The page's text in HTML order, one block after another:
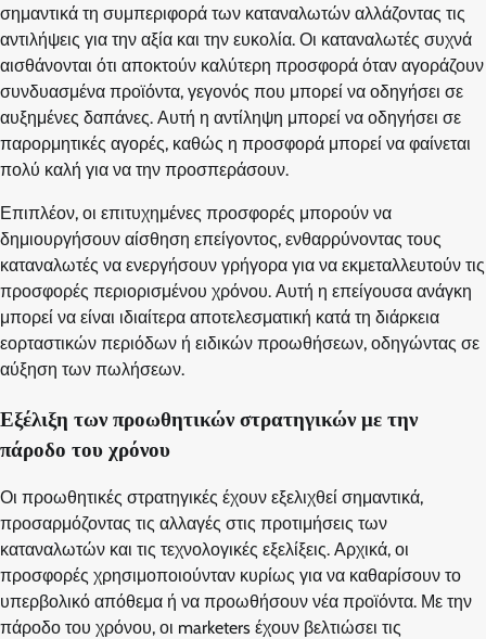
σημαντικά τη συμπεριφορά των καταναλωτών αλλάζοντας τις
αντιλήψεις για την αξία και την ευκολία. Οι καταναλωτές συχνά
αισθάνονται ότι αποκτούν καλύτερη προσφορά όταν αγοράζουν
συνδυασμένα προϊόντα, γεγονός που μπορεί να οδηγήσει σε
αυξημένες δαπάνες. Αυτή η αντίληψη μπορεί να οδηγήσει σε
παρορμητικές αγορές, καθώς η προσφορά μπορεί να φαίνεται
πολύ καλή για να την προσπεράσουν.
Επιπλέον, οι επιτυχημένες προσφορές μπορούν να
δημιουργήσουν αίσθηση επείγοντος, ενθαρρύνοντας τους
καταναλωτές να ενεργήσουν γρήγορα για να εκμεταλλευτούν τις
προσφορές περιορισμένου χρόνου. Αυτή η επείγουσα ανάγκη
μπορεί να είναι ιδιαίτερα αποτελεσματική κατά τη διάρκεια
εορταστικών περιόδων ή ειδικών προωθήσεων, οδηγώντας σε
αύξηση των πωλήσεων.
Εξέλιξη των προωθητικών στρατηγικών με την
πάροδο του χρόνου
Οι προωθητικές στρατηγικές έχουν εξελιχθεί σημαντικά,
προσαρμόζοντας τις αλλαγές στις προτιμήσεις των
καταναλωτών και τις τεχνολογικές εξελίξεις. Αρχικά, οι
προσφορές χρησιμοποιούνταν κυρίως για να καθαρίσουν το
υπερβολικό απόθεμα ή να προωθήσουν νέα προϊόντα. Με την
πάροδο του χρόνου, οι marketers έχουν βελτιώσει τις